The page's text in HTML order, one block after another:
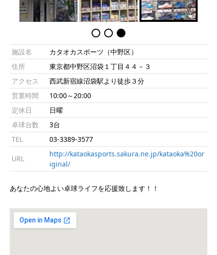
施設名
カタオカスポーツ（中野区）
住所
東京都中野区沼袋１丁目４４－３
アクセス
西武新宿線沼袋駅より徒歩３分
営業時間
10:00～20:00
定休日
日曜
卓球台数
3台
TEL
03-3389-3577
URL
http://kataokasports.sakura.ne.jp/kataoka%20or
iginal/
あなたの心地よい卓球ライフを応援致します！！